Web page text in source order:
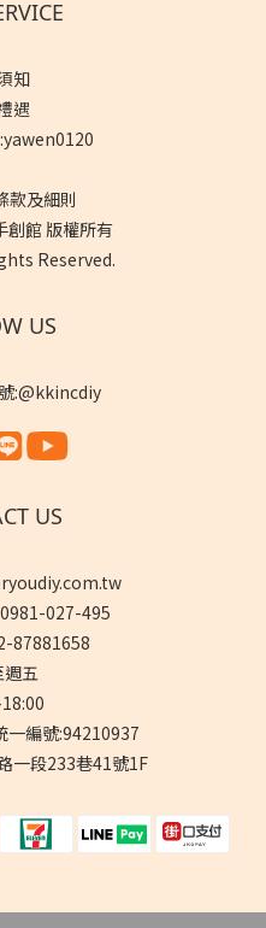
知
遇
款及細則
館 版權所有
Reserved.
US
:@kkincdiy
US
027-495
87881658
週五
一編號:94210937
一段233巷41號1F